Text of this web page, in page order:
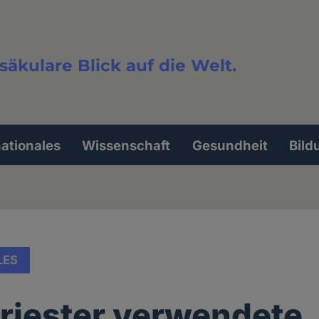
Blick auf die Welt.
Wissenschaft Gesundheit